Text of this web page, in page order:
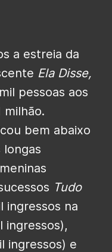
a estreia da
Ela Disse,
pessoas aos
milhão.
bem abaixo
Tudo
ingressos na
ingressos),
ingressos) e